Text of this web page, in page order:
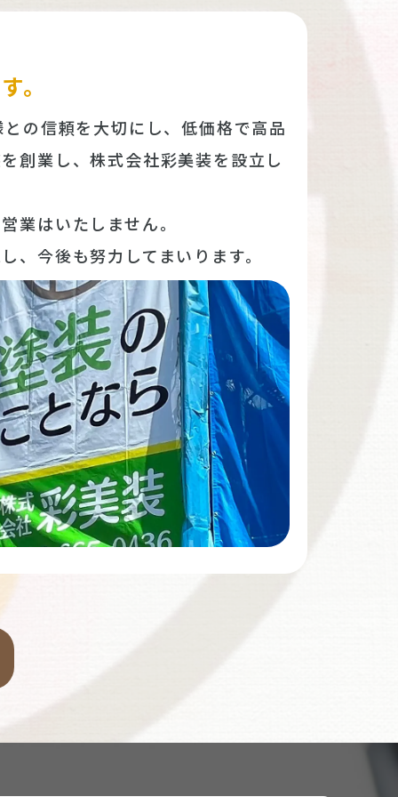
。
の信頼を大切にし、低価格で高品
創業し、株式会社彩美装を設立し
業はいたしません。
、今後も努力してまいります。